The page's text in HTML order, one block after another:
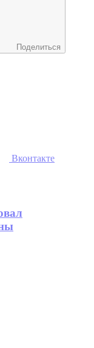
Поделиться
Вконтакте